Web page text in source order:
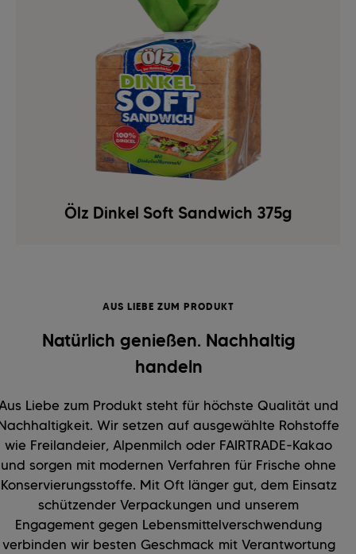
Ölz Dinkel Soft Sandwich 375g
AUS LIEBE ZUM PRODUKT
Natürlich genießen. Nachhaltig
handeln
Liebe zum Produkt steht für höchste Qualität und
Wir setzen auf ausgewählte Rohstoffe
wie Freilandeier, Alpenmilch oder FAIRTRADE-Kakao
und sorgen mit modernen Verfahren für Frische ohne
Konservierungsstoffe. Mit Oft länger gut, dem Einsatz
schützender Verpackungen und unserem
Engagement gegen Lebensmittelverschwendung
verbinden wir besten Geschmack mit Verantwortung